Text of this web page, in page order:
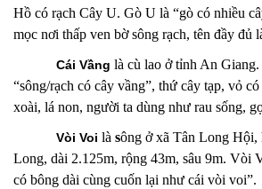
Hồ có rạch Cây U. Gò U là “gò có nhiều
mọc nơi thấp ven bờ sông rạch, tên đầy đủ
Cái Vầng là cù lao ở tỉnh An Giang.
“sông/rạch có cây vầng”, thứ cây tạp, vỏ
xoài, lá non, người ta dùng như rau sống,
Vòi Voi là sông ở xã Tân Long
Long, dài 2.125m, rộng 43m, sâu 9m. Vòi
có bông dài cùng cuốn lại như cái vòi voi”.